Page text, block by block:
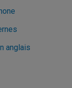
anglais